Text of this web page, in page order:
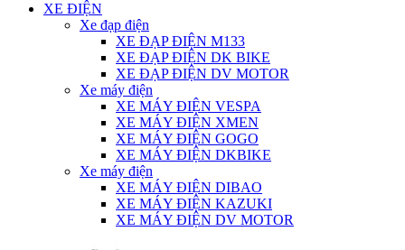
XE ĐIỆN
Xe đạp điện
XE ĐẠP ĐIỆN M133
XE ĐẠP ĐIỆN DK BIKE
XE ĐẠP ĐIỆN DV MOTOR
Xe máy điện
XE MÁY ĐIỆN VESPA
XE MÁY ĐIỆN XMEN
XE MÁY ĐIỆN GOGO
XE MÁY ĐIỆN DKBIKE
Xe máy điện
XE MÁY ĐIỆN DIBAO
XE MÁY ĐIỆN KAZUKI
XE MÁY ĐIỆN DV MOTOR